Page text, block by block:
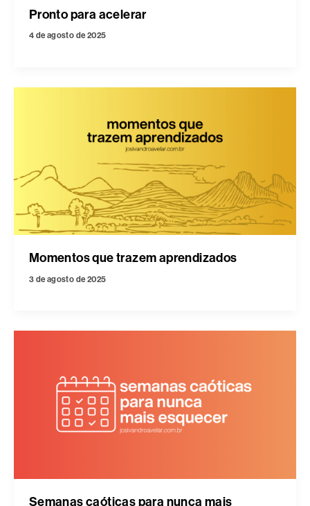
Pronto para acelerar
4 de agosto de 2025
Momentos que trazem aprendizados
3 de agosto de 2025
Semanas caóticas para nunca mais